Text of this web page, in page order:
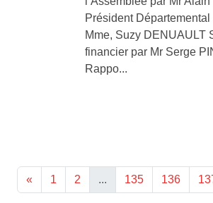
Président
Mme, Suzy DENUAULT
financier par Mr Serge
Rappo...
« 1 2 ... 135 136